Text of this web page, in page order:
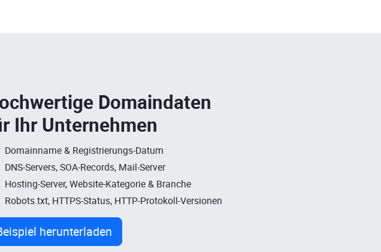
Domaindaten
Ihr Unternehmen
Domainname & Registrierungs-Datum
DNS-Servers, SOA-Records, Mail-Server
Hosting-Server, Website-Kategorie & Branche
Robots.txt, HTTPS-Status, HTTP-Protokoll-Versionen
herunterladen